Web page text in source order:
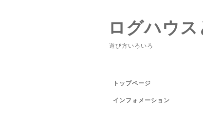
ログハウ
遊び方いろいろ
トップページ
インフォメーション